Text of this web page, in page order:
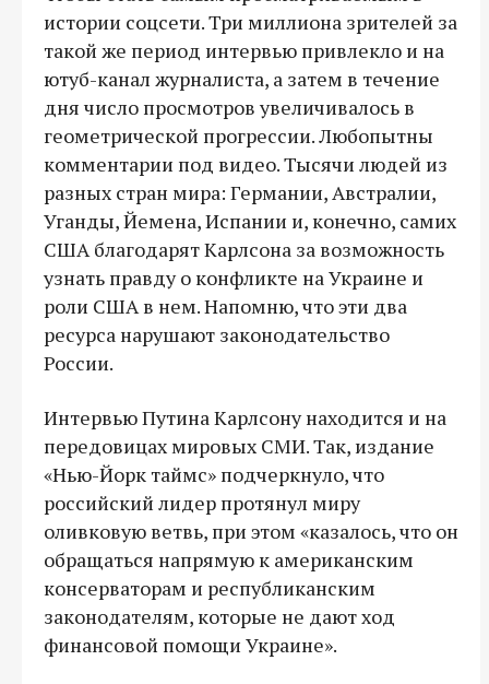
истории соцсети. Три миллиона зрителей за
такой же период интервью привлекло и на
ютуб-канал журналиста, а затем в течение
дня число просмотров увеличивалось в
геометрической прогрессии. Любопытны
комментарии под видео. Тысячи людей из
разных стран мира: Германии, Австралии,
Уганды, Йемена, Испании и, конечно, самих
США благодарят Карлсона за возможность
узнать правду о конфликте на Украине и
роли США в нем. Напомню, что эти два
ресурса нарушают законодательство
России.
Интервью Путина Карлсону находится и на
передовицах мировых СМИ. Так, издание
«Нью-Йорк таймс» подчеркнуло, что
российский лидер протянул миру
оливковую ветвь, при этом «казалось, что он
обращаться напрямую к американским
консерваторам и республиканским
законодателям, которые не дают ход
финансовой помощи Украине».